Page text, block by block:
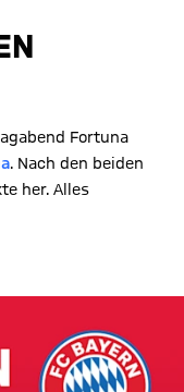
Fortuna
. Nach den beiden
her. Alles